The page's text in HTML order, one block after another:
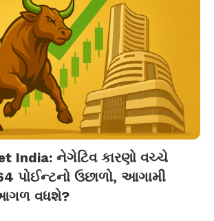
India: નેગેટિવ કારણો વચ્ચે
પોઈન્ટનો ઉછાળો, આગામી
વધશે?